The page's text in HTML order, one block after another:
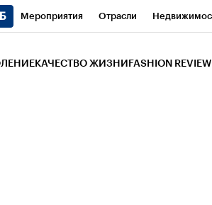
Мероприятия Отрасли
КАЧЕСТВО ЖИЗНИ FASHION REVIEW